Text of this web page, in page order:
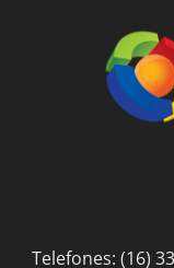
Telefones: (16)